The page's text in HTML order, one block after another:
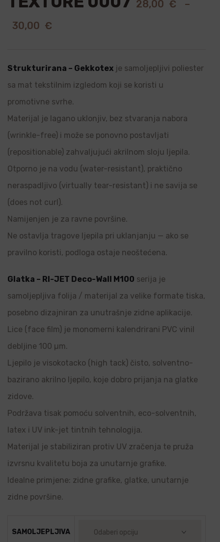
28,00 €
–
30,00 €
Strukturirana – Gekkotex je samoljepljivi poliester
sa mat tekstilnim izgledom koji se koristi u
promotivne svrhe.
Materijal je lagano uklonjiv, bez stvaranja nabora
(wrinkle-free) i može se ponovno postavljati
(repositionable) zahvaljujući akrilnom sloju ljepila.
Otporno je na vodu (water-resistant), praktično
neraspadljivo (virtually tear-resistant) i ne savija se
(does not curl).
Namijenjen je za ravne površine.
Ne ostavlja tragove ljepila pri uklanjanju — ako se
pravilno koristi, podloga ostaje neoštećena.
Glatka – RI-JET Deco-Wall M100 serija je
samoljepljiva folija / materijal za velike formate tiska,
posebno dizajniran za unutrašnje zidne aplikacije.
Lice (face film) je monomerni kalendrirani PVC vinil
debljine 100 µm.
Ljepilo je visokotacko (high tack) čisto, solventno-
bazirano akrilno ljepilo, koje dobro prijanja na glatke
zidove.
Podržava tisak pomoću solventnih, eco-solventnih,
latex i UV ink-jet tintnih tehnologija.
Materijal je stabiliziran protiv UV zračenja te pruža
izvrsnu kvalitetu boja za unutarnje grafike.
Idealne primjene: zidne grafike, glatke, unutarnje
zidne površine.
SAMOLJEPLJIVA